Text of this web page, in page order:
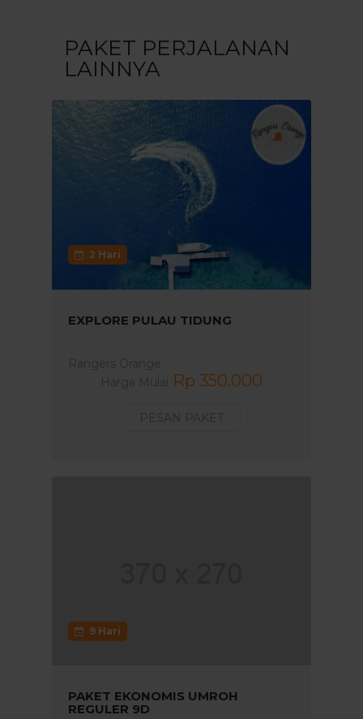
PAKET PERJALANAN
LAINNYA
2 Hari
EXPLORE PULAU TIDUNG
Rp 350.000
9 Hari
PAKET EKONOMIS UMROH
REGULER 9D